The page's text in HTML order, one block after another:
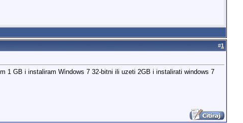
#1
1 GB i instaliram Windows 7 32-bitni ili uzeti 2GB i instalirati windows 7